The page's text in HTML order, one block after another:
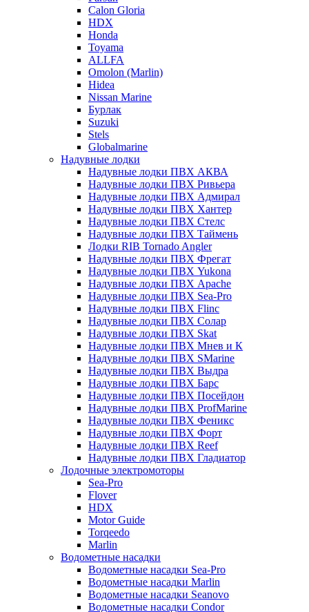
Calon Gloria
HDX
Honda
Toyama
ALLFA
Omolon (Marlin)
Hidea
Nissan Marine
Бурлак
Suzuki
Stels
Globalmarine
Надувные лодки
Надувные лодки ПВХ АКВА
Надувные лодки ПВХ Ривьера
Надувные лодки ПВХ Адмирал
Надувные лодки ПВХ Хантер
Надувные лодки ПВХ Стелс
Надувные лодки ПВХ Таймень
Лодки RIB Tornado Angler
Надувные лодки ПВХ Фрегат
Надувные лодки ПВХ Yukona
Надувные лодки ПВХ Apache
Надувные лодки ПВХ Sea-Pro
Надувные лодки ПВХ Flinc
Надувные лодки ПВХ Солар
Надувные лодки ПВХ Skat
Надувные лодки ПВХ Мнев и К
Надувные лодки ПВХ SMarine
Надувные лодки ПВХ Выдра
Надувные лодки ПВХ Барс
Надувные лодки ПВХ Посейдон
Надувные лодки ПВХ ProfMarine
Надувные лодки ПВХ Феникс
Надувные лодки ПВХ Форт
Надувные лодки ПВХ Reef
Надувные лодки ПВХ Гладиатор
Лодочные электромоторы
Sea-Pro
Flover
HDX
Motor Guide
Torqeedo
Marlin
Водометные насадки
Водометные насадки Sea-Pro
Водометные насадки Marlin
Водометные насадки Seanovo
Водометные насадки Condor